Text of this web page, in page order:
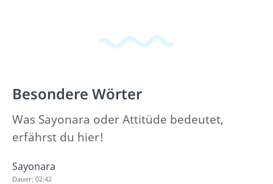
Besondere Wörter
Was Sayonara oder Attitüde bedeutet,
erfährst du hier!
Sayonara
Dauer: 02:42